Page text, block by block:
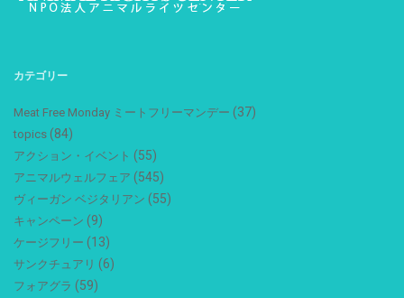
カテゴリー
Meat Free Monday ミートフリーマンデー (37)
topics (84)
アクション・イベント (55)
アニマルウェルフェア (545)
ヴィーガン ベジタリアン (55)
キャンペーン (9)
ケージフリー (13)
サンクチュアリ (6)
フォアグラ (59)